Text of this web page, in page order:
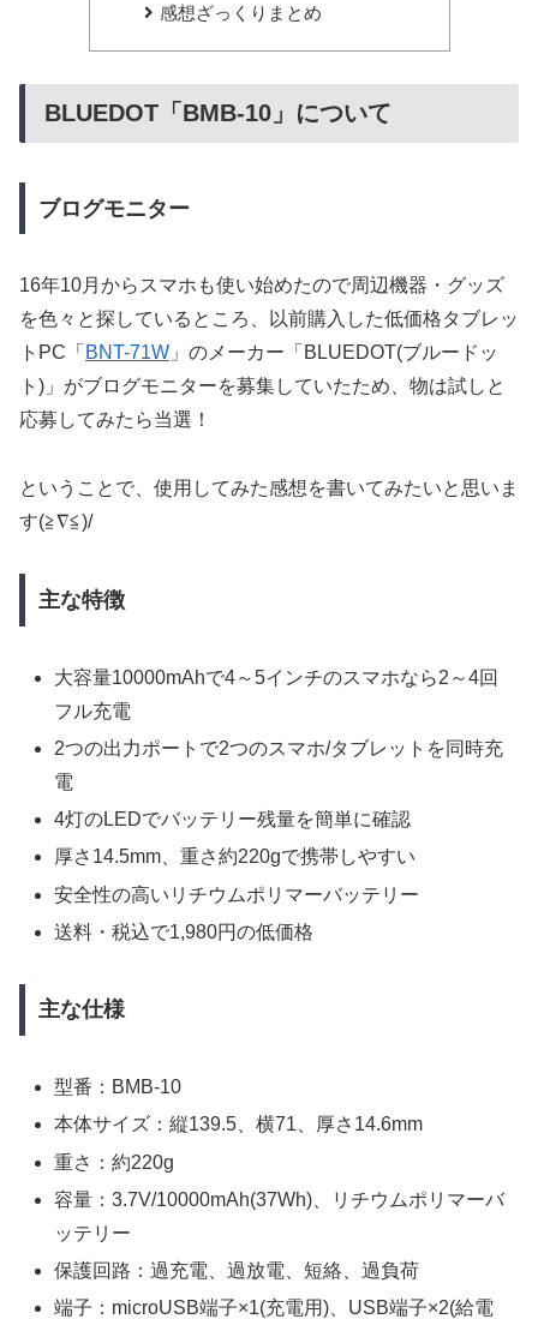
感想ざっくりまとめ
BLUEDOT「BMB-10」について
ブログモニター
16年10月からスマホも使い始めたので周辺機器・グッズ
を色々と探しているところ、以前購入した低価格タブレッ
トPC「 BNT-71W 」のメーカー「BLUEDOT(ブルードッ
ト)」がブログモニターを募集していたため、物は試しと
応募してみたら当選！
ということで、使用してみた感想を書いてみたいと思いま
す(≧∇≦)/
主な特徴
大容量10000mAhで4～5インチのスマホなら2～4回
フル充電
2つの出力ポートで2つのスマホ/タブレットを同時充
電
4灯のLEDでバッテリー残量を簡単に確認
厚さ14.5mm、重さ約220gで携帯しやすい
安全性の高いリチウムポリマーバッテリー
送料・税込で1,980円の低価格
主な仕様
型番：BMB-10
本体サイズ：縦139.5、横71、厚さ14.6mm
重さ：約220g
容量：3.7V/10000mAh(37Wh)、リチウムポリマーバ
ッテリー
保護回路：過充電、過放電、短絡、過負荷
端子：microUSB端子×1(充電用)、USB端子×2(給電